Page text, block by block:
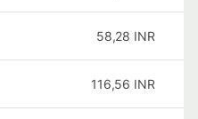
58,28 INR
116,56 INR